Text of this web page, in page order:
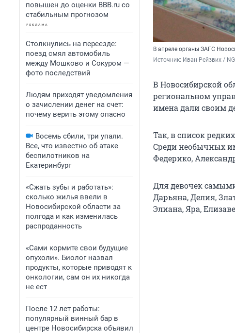
повышен до оценки BBB.ru со
стабильным прогнозом
Столкнулись на переезде:
поезд смял автомобиль
между Мошково и Сокуром —
фото последствий
Людям приходят уведомления
о зачислении денег на счет:
почему верить этому опасно
Восемь сбили, три упали.
Все, что известно об атаке
беспилотников на
Екатеринбург
«Сжать зубы и работать»:
сколько жилья ввели в
Новосибирской области за
полгода и как изменилась
распроданность
«Сами кормите свои будущие
опухоли». Биолог назвал
продукты, которые приводят к
онкологии, сам он их никогда
не ест
После 12 лет работы:
популярный винный бар в
центре Новосибирска объявил
В апреле органы ЗАГС
Источник: Иван Рейзвих /
В Новосибирской
региональном
имена дали своим
Так, в список
Среди необычных
Федерико,
Для девочек
Дарьяна, Делия,
Элиана, Яра,